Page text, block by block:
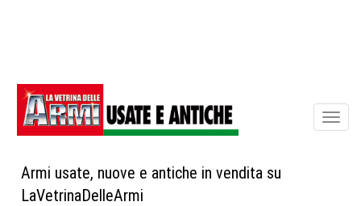
Armi usate, nuove e antiche in vendita su
LaVetrinaDelleArmi